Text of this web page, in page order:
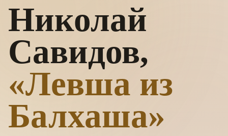
Николай
Савидов,
«Левша из
Балхаша»